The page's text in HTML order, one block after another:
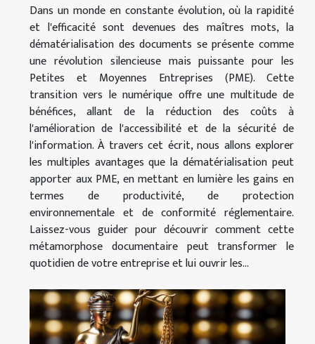
Dans un monde en constante évolution, où la rapidité
et l'efficacité sont devenues des maîtres mots, la
dématérialisation des documents se présente comme
une révolution silencieuse mais puissante pour les
Petites et Moyennes Entreprises (PME). Cette
transition vers le numérique offre une multitude de
bénéfices, allant de la réduction des coûts à
l'amélioration de l'accessibilité et de la sécurité de
l'information. À travers cet écrit, nous allons explorer
les multiples avantages que la dématérialisation peut
apporter aux PME, en mettant en lumière les gains en
termes de productivité, de protection
environnementale et de conformité réglementaire.
Laissez-vous guider pour découvrir comment cette
métamorphose documentaire peut transformer le
quotidien de votre entreprise et lui ouvrir les...